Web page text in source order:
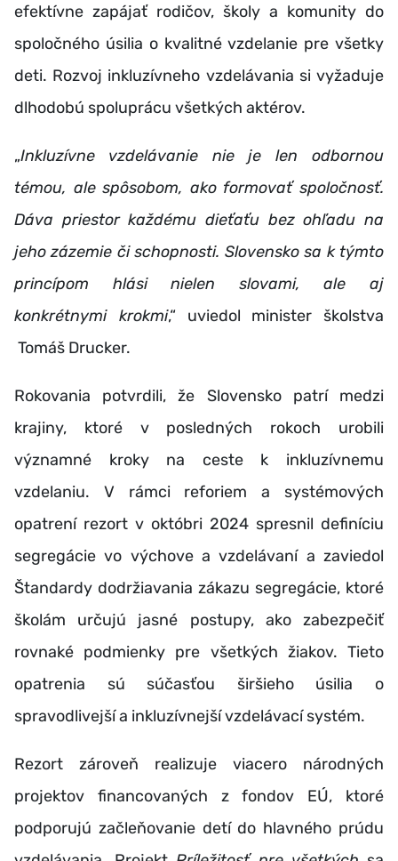
efektívne zapájať rodičov, školy a komunity do
spoločného úsilia o kvalitné vzdelanie pre všetky
deti. Rozvoj inkluzívneho vzdelávania si vyžaduje
dlhodobú spoluprácu všetkých aktérov.
„Inkluzívne vzdelávanie nie je len odbornou
témou, ale spôsobom, ako formovať spoločnosť.
Dáva priestor každému dieťaťu bez ohľadu na
jeho zázemie či schopnosti. Slovensko sa k týmto
princípom hlási nielen slovami, ale aj
konkrétnymi krokmi,“ uviedol minister školstva
Tomáš Drucker.
Rokovania potvrdili, že Slovensko patrí medzi
krajiny, ktoré v posledných rokoch urobili
významné kroky na ceste k inkluzívnemu
vzdelaniu. V rámci reforiem a systémových
opatrení rezort v októbri 2024 spresnil definíciu
segregácie vo výchove a vzdelávaní a zaviedol
Štandardy dodržiavania zákazu segregácie, ktoré
školám určujú jasné postupy, ako zabezpečiť
rovnaké podmienky pre všetkých žiakov. Tieto
opatrenia sú súčasťou širšieho úsilia o
spravodlivejší a inkluzívnejší vzdelávací systém.
Rezort zároveň realizuje viacero národných
projektov financovaných z fondov EÚ, ktoré
podporujú začleňovanie detí do hlavného prúdu